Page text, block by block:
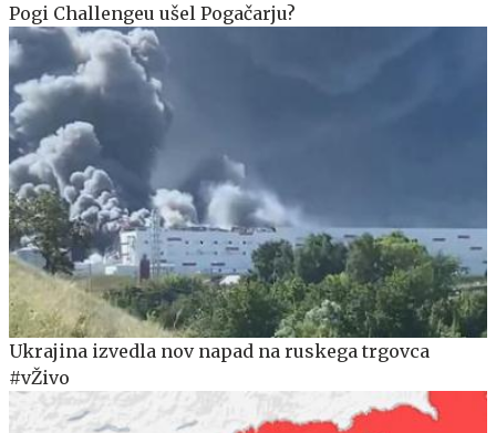
Pogi Challengeu ušel Pogačarju?
Ukrajina izvedla nov napad na ruskega trgovca
#vŽivo